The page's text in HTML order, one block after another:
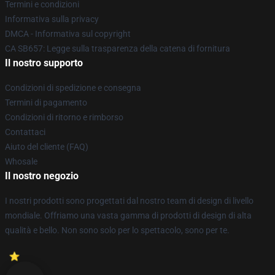
Termini e condizioni
Informativa sulla privacy
DMCA - Informativa sul copyright
CA SB657: Legge sulla trasparenza della catena di fornitura
Il nostro supporto
Condizioni di spedizione e consegna
Termini di pagamento
Condizioni di ritorno e rimborso
Contattaci
Aiuto del cliente (FAQ)
Whosale
Il nostro negozio
I nostri prodotti sono progettati dal nostro team di design di livello
mondiale. Offriamo una vasta gamma di prodotti di design di alta
qualità e bello. Non sono solo per lo spettacolo, sono per te.